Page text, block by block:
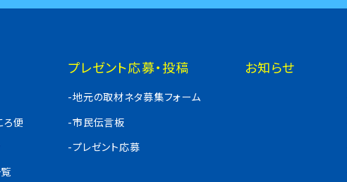
ろ便
プレゼント応募・投稿
-地元の取材ネタ募集フォーム
-市民伝言板
-プレゼント応募
お知らせ